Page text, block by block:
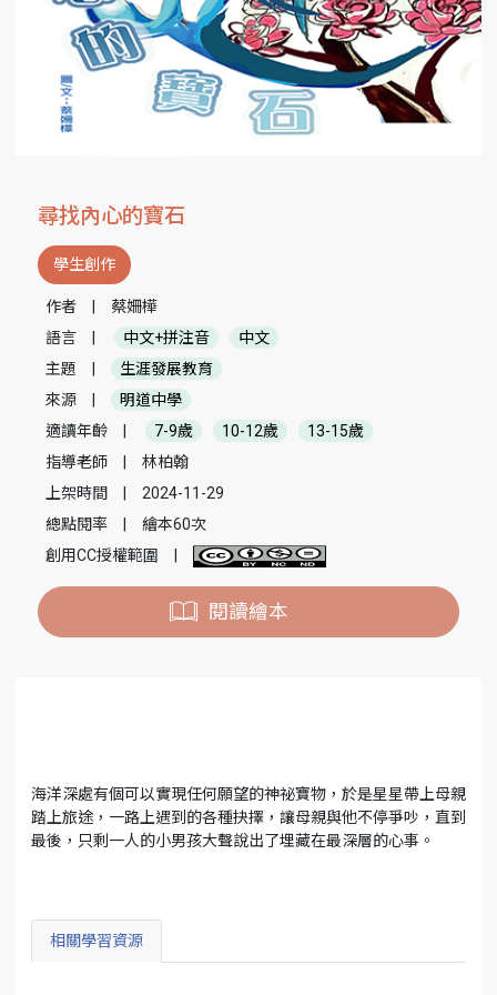
尋找內心的寶石
學生創作
作者
蔡姍樺
語言
中文+拼注音
中文
主題
生涯發展教育
來源
明道中學
適讀年齡
7-9歲 10-12歲
13-15歲
指導老師
林柏翰
上架時間
2024-11-29
總點閱率
繪本60次
創用CC授權範圍
閱讀繪本
海洋深處有個可以實現任何願望的神祕寶物，於是星星帶上母親
踏上旅途，一路上遇到的各種抉擇，讓母親與他不停爭吵，直到
最後，只剩一人的小男孩大聲說出了埋藏在最深層的心事。
相關學習資源